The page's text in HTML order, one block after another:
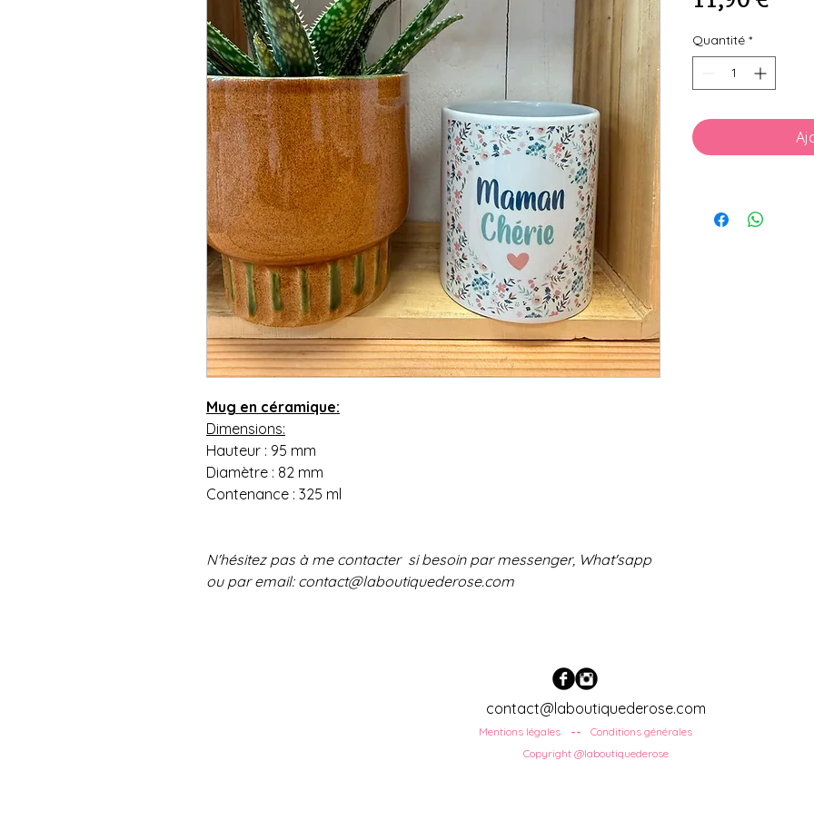
Mug en céramique:
Dimensions:
Hauteur : 95 mm
Diamètre : 82 mm
Contenance : 325 ml
N'hésitez pas à me contacter si besoin par messenger, What'sapp
ou par email: contact@laboutiquederose.com
Quantité *
contact@laboutiquederose.com
Mentions légales Conditions générales
--
Copyright @laboutiquederose